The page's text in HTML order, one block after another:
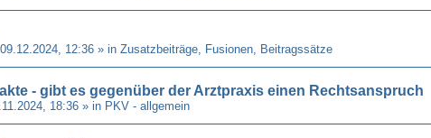
12:36 » in Zusatzbeiträge, Fusionen, Beitragssätze
- gibt es gegenüber der Arztpraxis einen Rechtsanspruch
18:36 » in PKV - allgemein